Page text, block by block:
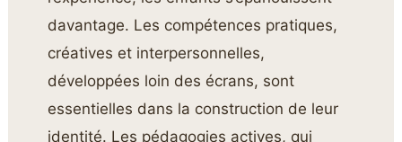
davantage. Les compétences pratiques,
créatives et interpersonnelles,
développées loin des écrans, sont
essentielles dans la construction de leur
identité. Les pédagogies actives, qui